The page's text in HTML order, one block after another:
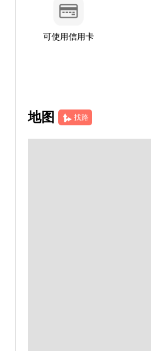
可使用信用卡
地图 找路